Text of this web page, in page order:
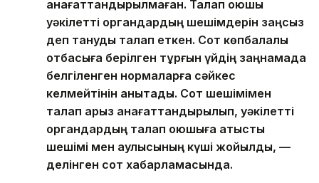
қанағаттандырылмаған. Талап қоюшы
уәкілетті органдардың шешімдерін заңсыз
деп тануды талап еткен. Сот көпбалалы
отбасыға берілген тұрғын үйдің заңнамада
белгіленген нормаларға сәйкес
келмейтінін анықтады. Сот шешімімен
талап арыз қанағаттандырылып, уәкілетті
органдардың талап қоюшыға қатысты
шешімі мен қаулысының күші жойылды, —
делінген сот хабарламасында.